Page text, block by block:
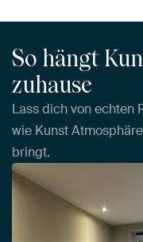
So hängt
zuhause
Lass dich von echten
wie Kunst
bringt.